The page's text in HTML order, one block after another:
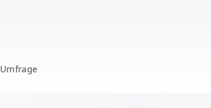
Umfrage